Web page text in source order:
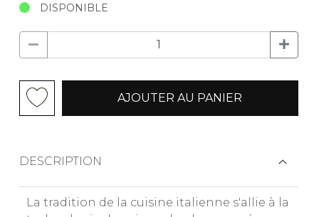
DISPONIBLE
AJOUTER AU PANIER
DESCRIPTION
La tradition de la cuisine italienne s'allie à la